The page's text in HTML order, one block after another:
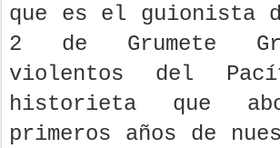
que es el guionista
2 de Grumete
violentos del
historieta que
primeros años de